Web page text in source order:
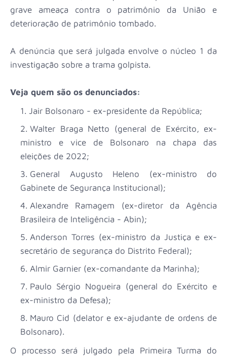
grave ameaça contra o patrimônio da União e
deterioração de patrimônio tombado.
A denúncia que será julgada envolve o núcleo 1 da
investigação sobre a trama golpista.
Veja quem são os denunciados:
Jair Bolsonaro - ex-presidente da República;
Walter Braga Netto (general de Exército, ex-
ministro e vice de Bolsonaro na chapa das
eleições de 2022;
General Augusto Heleno (ex-ministro do
Gabinete de Segurança Institucional);
Alexandre Ramagem (ex-diretor da Agência
Brasileira de Inteligência - Abin);
Anderson Torres (ex-ministro da Justiça e ex-
secretário de segurança do Distrito Federal);
Almir Garnier (ex-comandante da Marinha);
Paulo Sérgio Nogueira (general do Exército e
ex-ministro da Defesa);
Mauro Cid (delator e ex-ajudante de ordens de
Bolsonaro).
O processo será julgado pela Primeira Turma do